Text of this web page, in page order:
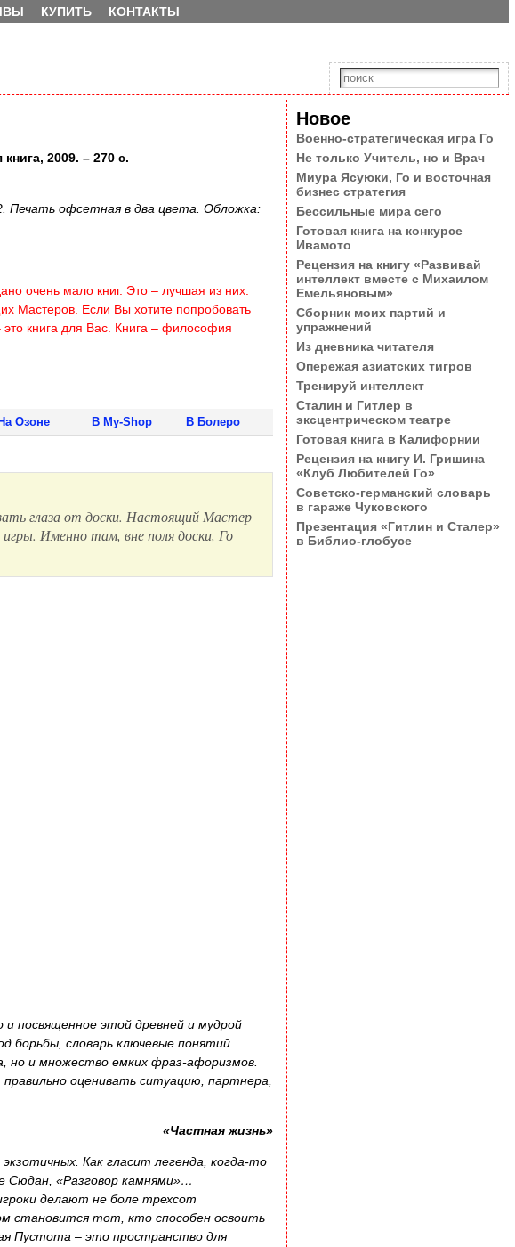
КУПИТЬ КОНТАКТЫ
2009. – 270 с.
Печать офсетная в два цвета. Обложка:
очень мало книг. Это – лучшая из них.
Мастеров. Если Вы хотите попробовать
это книга для Вас. Книга – философия
На Озоне В My-Shop В Болеро
глаза от доски. Настоящий Мастер
Именно там, вне поля доски, Го
посвященное этой древней и мудрой
борьбы, словарь ключевые понятий
но и множество емких фраз-афоризмов.
оценивать ситуацию, партнера,
«Частная жизнь»
Как гласит легенда, когда-то
Сюдан, «Разговор камнями»…
делают не боле трехсот
становится тот, кто способен освоить
Пустота – это пространство для
Новое
Военно-стратегическая игра Го
Не только Учитель, но и Врач
Миура Ясуюки, Го и восточная
бизнес стратегия
Бессильные мира сего
Готовая книга на конкурсе
Ивамото
Рецензия на книгу «Развивай
интеллект вместе с Михаилом
Емельяновым»
Сборник моих партий и
упражнений
Из дневника читателя
Опережая азиатских тигров
Тренируй интеллект
Сталин и Гитлер в
эксцентрическом театре
Готовая книга в Калифорнии
Рецензия на книгу И. Гришина
«Клуб Любителей Го»
Советско-германский словарь
в гараже Чуковского
Презентация «Гитлин и Сталер»
в Библио-глобусе